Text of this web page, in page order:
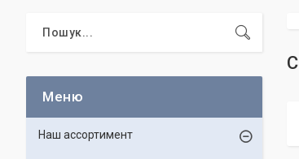
Наш ассортимент